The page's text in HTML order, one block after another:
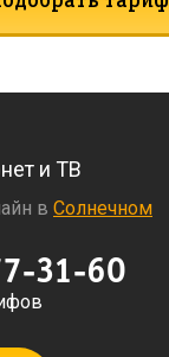
и ТВ
в Солнечном
31-60